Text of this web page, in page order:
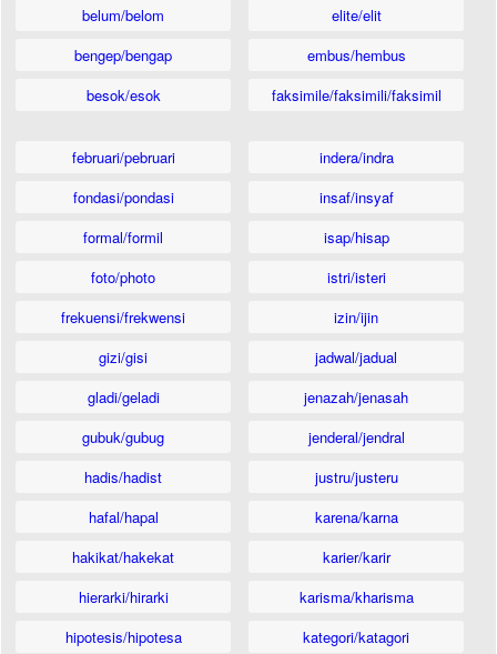
belum/belom
bengep/bengap
besok/esok
elite/elit
embus/hembus
faksimile/faksimili/faksimil
februari/pebruari
fondasi/pondasi
formal/formil
foto/photo
frekuensi/frekwensi
gizi/gisi
gladi/geladi
gubuk/gubug
hadis/hadist
hafal/hapal
hakikat/hakekat
hierarki/hirarki
hipotesis/hipotesa
indera/indra
insaf/insyaf
isap/hisap
istri/isteri
izin/ijin
jadwal/jadual
jenazah/jenasah
jenderal/jendral
justru/justeru
karena/karna
karier/karir
karisma/kharisma
kategori/katagori